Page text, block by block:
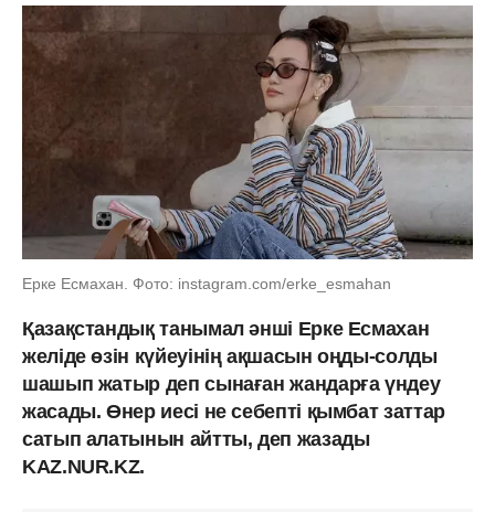
Ерке Есмахан. Фото: instagram.com/erke_esmahan
Қазақстандық танымал әнші Ерке Есмахан
желіде өзін күйеуінің ақшасын оңды-солды
шашып жатыр деп сынаған жандарға үндеу
жасады. Өнер иесі не себепті қымбат заттар
сатып алатынын айтты, деп жазады
KAZ.NUR.KZ.